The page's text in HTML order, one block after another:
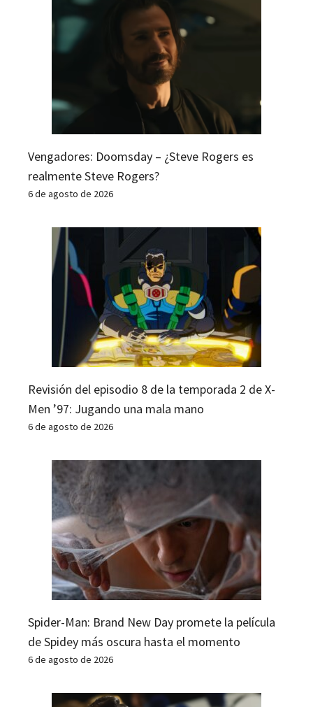
Vengadores: Doomsday – ¿Steve Rogers es
realmente Steve Rogers?
6 de agosto de 2026
Revisión del episodio 8 de la temporada 2 de X-
Men ’97: Jugando una mala mano
6 de agosto de 2026
Spider-Man: Brand New Day promete la película
de Spidey más oscura hasta el momento
6 de agosto de 2026